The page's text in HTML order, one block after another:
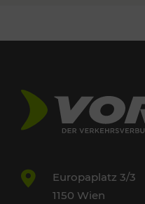
Europaplatz 3/3
1150 Wien